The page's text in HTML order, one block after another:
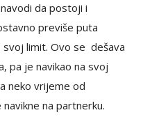
da postoji i
previše puta
limit. Ovo se dešava
pa je navikao na svoj
neko vrijeme od
na partnerku.